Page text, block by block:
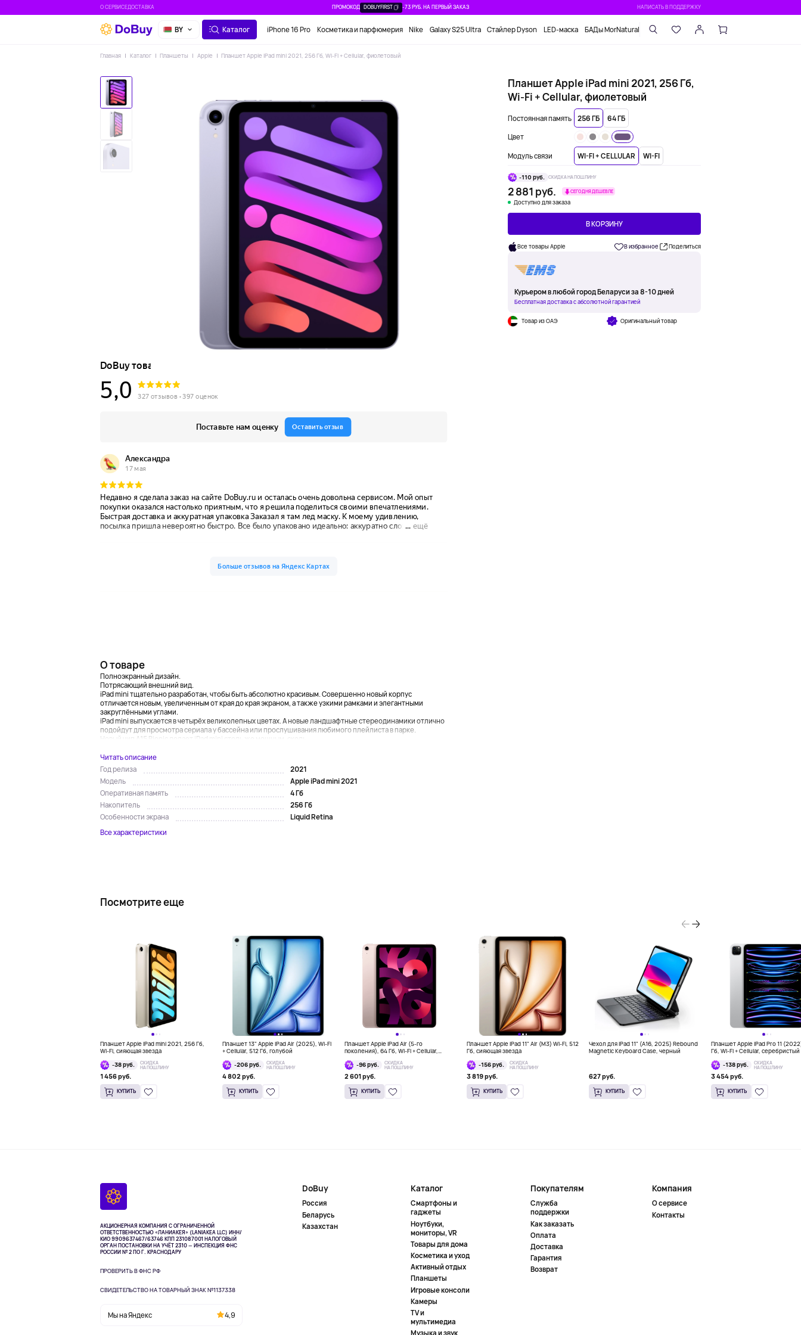
О СЕРВИСЕДОСТАВКА ПРОМОКОД DOBUYFIRST -73 РУБ. НА ПЕРВЫЙ ЗАКАЗ НАПИСАТЬ В ПОДДЕРЖКУ
BY Каталог iPhone 16 Pro Косметика и парфюмерия Nike Galaxy S25 Ultra Стайлер Dyson LED-маска БАДы MorNatural
Главная Каталог Планшеты Apple Планшет Apple iPad mini 2021, 256 Гб, Wi-Fi + Cellular, фиолетовый
Планшет Apple iPad mini 2021, 256 Гб,
Wi-Fi + Cellular, фиолетовый
Постоянная память 256 ГБ 64 ГБ
Цвет
Модуль связи WI-FI + CELLULAR WI-FI
-110 руб. СКИДКА НА ПОШЛИНУ
2 881 руб. СЕГОДНЯ ДЕШЕВЛЕ
Доступно для заказа
В КОРЗИНУ
Все товары Apple В избранное Поделиться
Курьером в любой город Беларуси за 8-10 дней
Бесплатная доставка с абсолютной гарантией
Товар из ОАЭ Оригинальный товар
О товаре
Полноэкранный дизайн.
Потрясающий внешний вид.
iPad mini тщательно разработан, чтобы быть абсолютно красивым. Совершенно новый корпус
отличается новым, увеличенным от края до края экраном, а также узкими рамками и элегантными
закруглёнными углами.
iPad mini выпускается в четырёх великолепных цветах. А новые ландшафтные стереодинамики отлично
подойдут для просмотра сериала у бассейна или прослушивания любимого плейлиста в парке.
Новый чип A15 Bionic делает iPad mini столь же мощным, сколь...
Читать описание
Год релиза
2021
Модель
Apple iPad mini 2021
Оперативная память
4 Гб
Накопитель
256 Гб
Особенности экрана
Liquid Retina
Все характеристики
Посмотрите еще
Планшет Apple iPad mini 2021, 256 Гб,
Wi-Fi, сияющая звезда
-38 руб.
СКИДКА
НА ПОШЛИНУ
1 456 руб.
КУПИТЬ
Планшет 13" Apple iPad Air (2025), Wi-Fi
+ Cellular, 512 Гб, голубой
-206 руб.
СКИДКА
НА ПОШЛИНУ
4 802 руб.
КУПИТЬ
Планшет Apple iPad Air (5-го
поколения), 64 Гб, Wi-Fi + Cellular,
-96 руб.
СКИДКА
НА ПОШЛИНУ
2 601 руб.
КУПИТЬ
Планшет Apple iPad 11" Air (M3) Wi-Fi, 512
Гб, сияющая звезда
-156 руб.
СКИДКА
НА ПОШЛИНУ
3 819 руб.
КУПИТЬ
Чехол для iPad 11" (A16, 2025) Rebound
Magnetic Keyboard Case, черный
627 руб.
КУПИТЬ
Планшет Apple iPad Pro 11
Гб, Wi-Fi + Cellular, серебристый
-138 руб.
СКИДКА
НА ПОШЛИНУ
3 454 руб.
КУПИТЬ
АКЦИОНЕРНАЯ КОМПАНИЯ С ОГРАНИЧЕННОЙ
ОТВЕТСТВЕННОСТЬЮ «ЛАНИАКЕЯ» (LANIAKEA LLC) ИНН/
КИО 9909637467/63746 КПП 231087001НАЛОГОВЫЙ
ОРГАН ПОСТАНОВКИ НА УЧЁТ 2310 — ИНСПЕКЦИЯ ФНС
РОССИИ № 2 ПО Г. КРАСНОДАРУ
ПРОВЕРИТЬ В ФНС РФ
СВИДЕТЕЛЬСТВО НА ТОВАРНЫЙ ЗНАК №1137338
Мы на Яндекс 4,9
DoBuy
Россия
Беларусь
Казахстан
Каталог
Смартфоны и
гаджеты
Ноутбуки,
мониторы, VR
Товары для дома
Косметика и уход
Активный отдых
Планшеты
Игровые консоли
Камеры
TV и
мультимедиа
Музыка и звук
Покупателям
Служба
поддержки
Как заказать
Оплата
Доставка
Гарантия
Возврат
Компания
О сервисе
Контакты